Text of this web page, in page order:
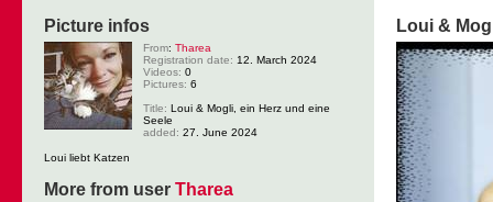
Picture infos
From: Tharea
Registration date: 12. March 2024
Videos: 0
Pictures: 6
Title: Loui & Mogli, ein Herz und eine
Seele
added: 27. June 2024
Loui liebt Katzen
More from user Tharea
Loui &